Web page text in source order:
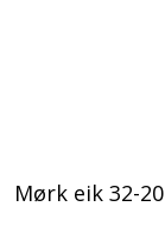
Mørk eik 32-20